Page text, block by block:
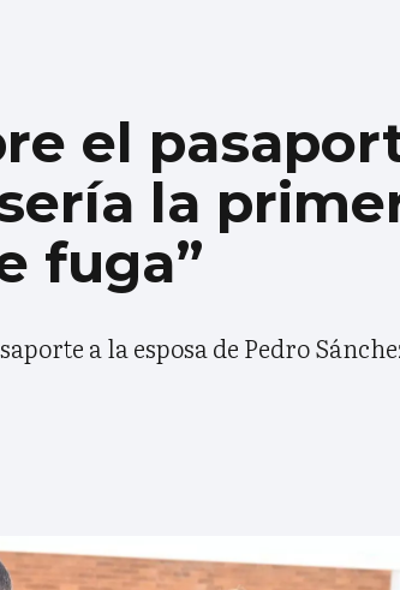
el
la
fuga”
a la esposa de Pedro